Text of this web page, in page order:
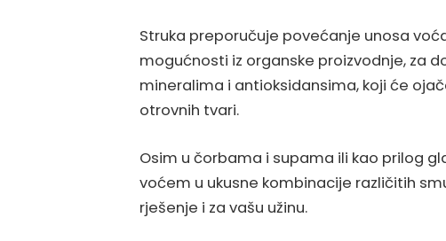
Struka preporučuje povećanje unosa
mogućnosti iz organske proizvodnje, za
mineralima i antioksidansima, koji će
otrovnih tvari.
Osim u čorbama i supama ili kao prilog
voćem u ukusne kombinacije različitih
rješenje i za vašu užinu.